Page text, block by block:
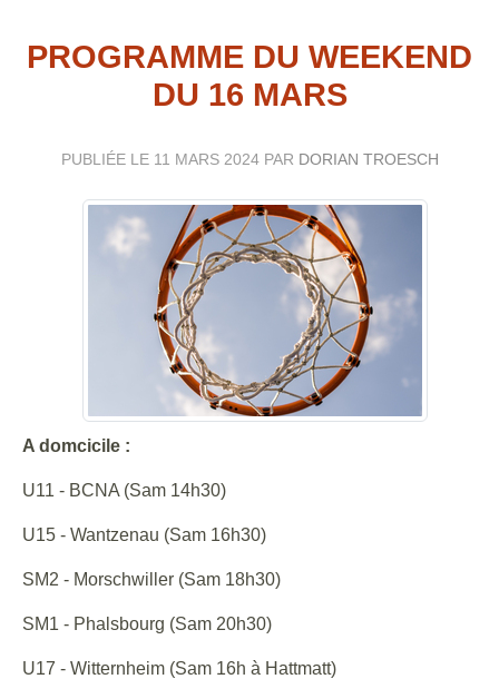
PROGRAMME DU WEEKEND
DU 16 MARS
PUBLIÉE LE 11 MARS 2024PAR DORIAN TROESCH
A domcicile :
U11 - BCNA (Sam 14h30)
U15 - Wantzenau (Sam 16h30)
SM2 - Morschwiller (Sam 18h30)
SM1 - Phalsbourg (Sam 20h30)
U17 - Witternheim (Sam 16h à Hattmatt)